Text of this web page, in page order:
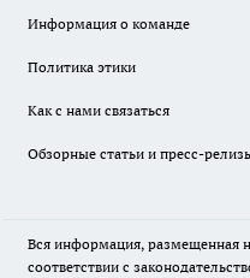
Информация о команде
Политика этики
Как с нами связаться
Обзорные статьи и пресс-
Вся информация, размещенная
соответствии с